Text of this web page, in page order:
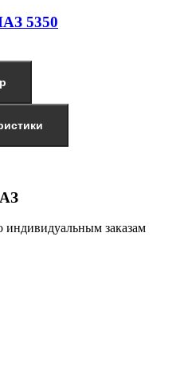
5350
индивидуальным заказам